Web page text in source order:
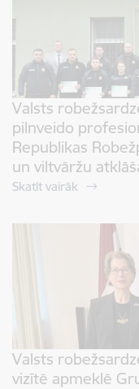
Valsts
pilnveido
Republikas
un viltvāržu
Skatīt vairāk
Valsts
vizītē apmeklē